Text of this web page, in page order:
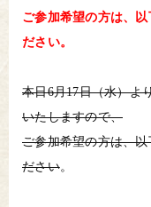
ご参加希望の方は、
ださい。
本日6月17日（水）よ
いたしますので、
ご参加希望の方は、
ださい。